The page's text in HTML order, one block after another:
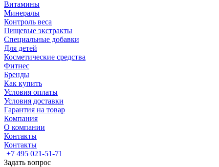
Витамины
Минералы
Контроль веса
Пищевые экстракты
Специальные добавки
Для детей
Косметические средства
Фитнес
Бренды
Как купить
Условия оплаты
Условия доставки
Гарантия на товар
Компания
О компании
Контакты
Контакты
+7 495 021-51-71
Задать вопрос